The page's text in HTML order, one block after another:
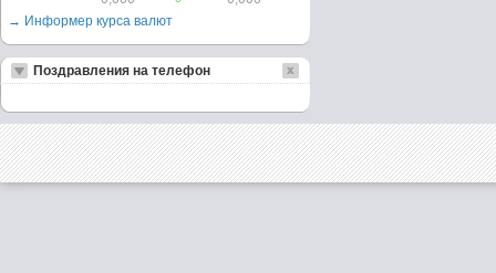
→ Информер курса валют
Поздравления на телефон